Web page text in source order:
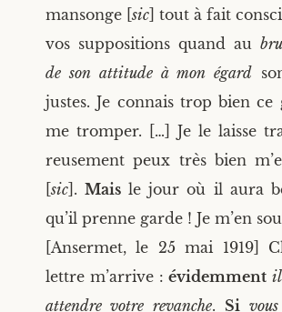
man­songe [sic ] tout à fait
vos sup­po­si­tions quand au
de son atti­tude à mon égard
justes. Je connais trop bien
me trom­per. […] Je le laisse
reu­se­ment peux très bien
[sic ].Mais le jour où il aura
qu’il prenne garde ! Je m’en
[Anser­met, le 25 mai 1919]
lettre m’arrive :évi­dem­ment il
attendre votre revanche. Si